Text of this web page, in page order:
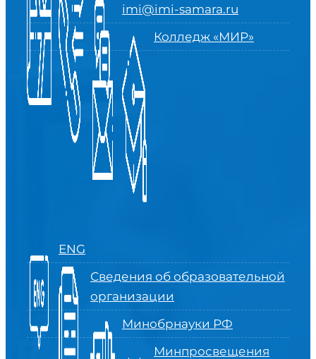
imi@imi-samara.ru
Колледж «МИР»
ENG
Сведения об образовательной
организации
Минобрнауки РФ
Минпросвещения